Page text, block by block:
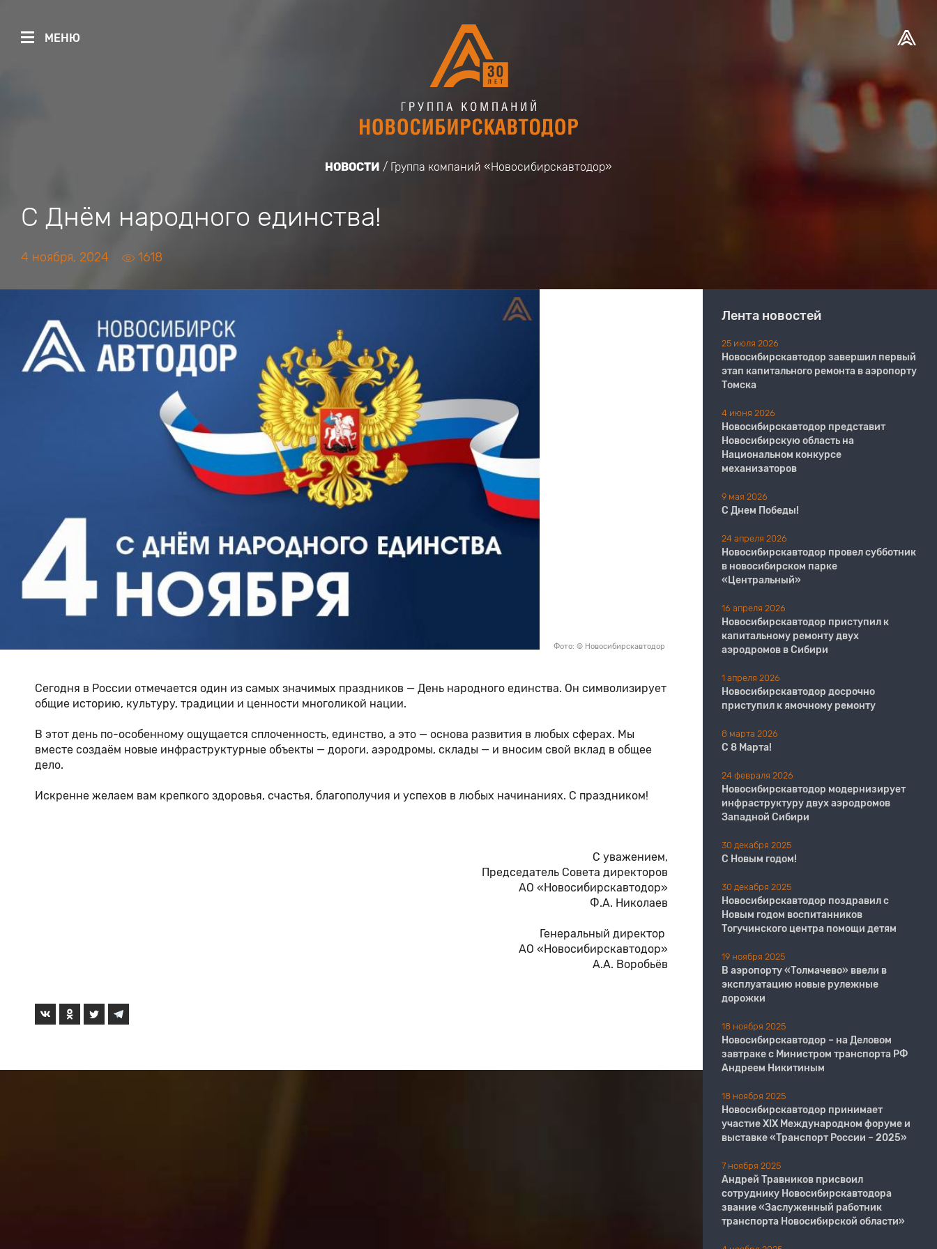
МЕНЮ
НОВОСТИ Группа компаний «Новосибирскавтодор»
С Днём народного единства!
4 ноября, 2024 1618
Фото: © Новосибирскавтодор
Сегодня в России отмечается один из самых значимых праздников — День народного единства. Он символизирует
общие историю, культуру, традиции и ценности многоликой нации.
В этот день по-особенному ощущается сплоченность, единство, а это — основа развития в любых сферах. Мы
вместе создаём новые инфраструктурные объекты — дороги, аэродромы, склады — и вносим свой вклад в общее
дело.
Искренне желаем вам крепкого здоровья, счастья, благополучия и успехов в любых начинаниях. С праздником!
С уважением,
Председатель Совета директоров
АО «Новосибирскавтодор»
Ф.А. Николаев
Генеральный директор
АО «Новосибирскавтодор»
А.А. Воробьёв
Лента новостей
25 июля 2026
Новосибирскавтодор завершил первый
этап капитального ремонта в аэропорту
Томска
4 июня 2026
Новосибирскавтодор представит
Новосибирскую область на
Национальном конкурсе
механизаторов
9 мая 2026
С Днем Победы!
24 апреля 2026
Новосибирскавтодор провел субботник
в новосибирском парке
«Центральный»
16 апреля 2026
Новосибирскавтодор приступил к
капитальному ремонту двух
аэродромов в Сибири
1 апреля 2026
Новосибирскавтодор досрочно
приступил к ямочному ремонту
8 марта 2026
С 8 Марта!
24 февраля 2026
Новосибирскавтодор модернизирует
инфраструктуру двух аэродромов
Западной Сибири
30 декабря 2025
С Новым годом!
30 декабря 2025
Новосибирскавтодор поздравил с
Новым годом воспитанников
Тогучинского центра помощи детям
19 ноября 2025
В аэропорту «Толмачево» ввели в
эксплуатацию новые рулежные
дорожки
18 ноября 2025
Новосибирскавтодор – на Деловом
завтраке с Министром транспорта РФ
Андреем Никитиным
18 ноября 2025
Новосибирскавтодор принимает
участие XIX Международном форуме и
выставке «Транспорт России – 2025»
7 ноября 2025
Андрей Травников присвоил
сотруднику Новосибирскавтодора
звание «Заслуженный работник
транспорта Новосибирской области»